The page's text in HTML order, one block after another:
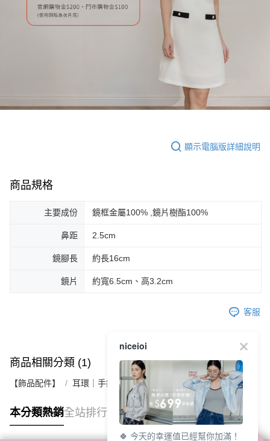
顯示電腦版詳細說明
商品規格
主要成份 鏡框金屬100% ,鏡片樹酯100%
鼻距 2.5cm
鏡腳長 約長16cm
鏡片 約寬6.5cm、高3.2cm
客服
商品相關分類 (1)
【飾品配件】 耳環｜手鍊｜項鍊
本分類熱銷全站排行
niceioi
🍀 今天的幸運值已經幫你加滿！